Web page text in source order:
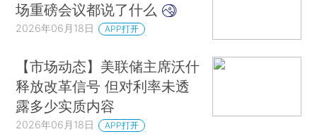
场重磅会议都说了什么
2026年06月18日 APP打开
【市场动态】美联储主席沃什
释放改革信号 但对利率未透
露多少实质内容
2026年06月18日 APP打开